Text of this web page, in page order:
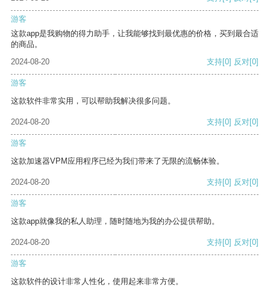
游客
这款app是我购物的得力助手，让我能够找到最优惠的价格，买到最合适
的商品。
2024-08-20
支持[0] 反对[0]
游客
这款软件非常实用，可以帮助我解决很多问题。
2024-08-20 支持[0] 反对[0]
游客
这款加速器VPM应用程序已经为我们带来了无限的流畅体验。
2024-08-20 支持[0] 反对[0]
游客
这款app就像我的私人助理，随时随地为我的办公提供帮助。
2024-08-20 支持[0] 反对[0]
游客
这款软件的设计非常人性化，使用起来非常方便。